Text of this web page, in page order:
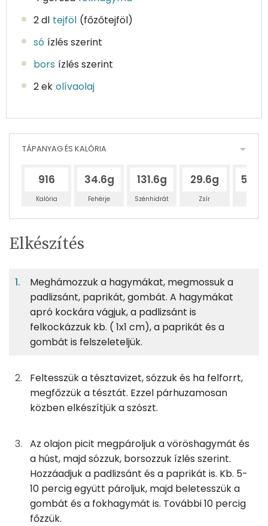
2 dl tejföl (főzőtejföl)
só ízlés szerint
bors ízlés szerint
2 ek olívaolaj
TÁPANYAG ÉS KALÓRIA
916
Kalória
34.6g
Fehérje
131.6g
Szénhidrát
29.6g
Zsír
Egy
adagban
5%
Fehérje
18%
Szénhidrát
4%
Zsír
133g fusilli tészta
495 kcal
133gpadlizsán
32 kcal
sárga kaliforniai paprika
100g csiperkegomba
21 kcal
30gvöröshagyma
11 kcal
4g fokhagyma
5 kcal
TÁPANYAGTARTALOM
Egy
adagban
3
adagban
100
grammban
5%
Fehérje
18%
Szénhidrát
4%
73%
Foszfor
Kálcium
Magnézium
Szelén
Nátrium
TOP vitaminok
Elkészítés
Meghámozzuk a hagymákat, megmossuk a
padlizsánt, paprikát, gombát. A hagymákat
apró kockára vágjuk, a padlizsánt is
felkockázzuk kb. ( 1x1 cm), a paprikát és a
gombát is felszeleteljük.
Feltesszük a tésztavizet, sózzuk és ha felforrt,
megfőzzük a tésztát. Ezzel párhuzamosan
közben elkészítjük a szószt.
Az olajon picit megpároljuk a vöröshagymát és
a húst, majd sózzuk, borsozzuk ízlés szerint.
Hozzáadjuk a padlizsánt és a paprikát is. Kb. 5-
10 percig együtt pároljuk, majd beletesszük a
gombát és a fokhagymát is. További 10 percig
főzzük.